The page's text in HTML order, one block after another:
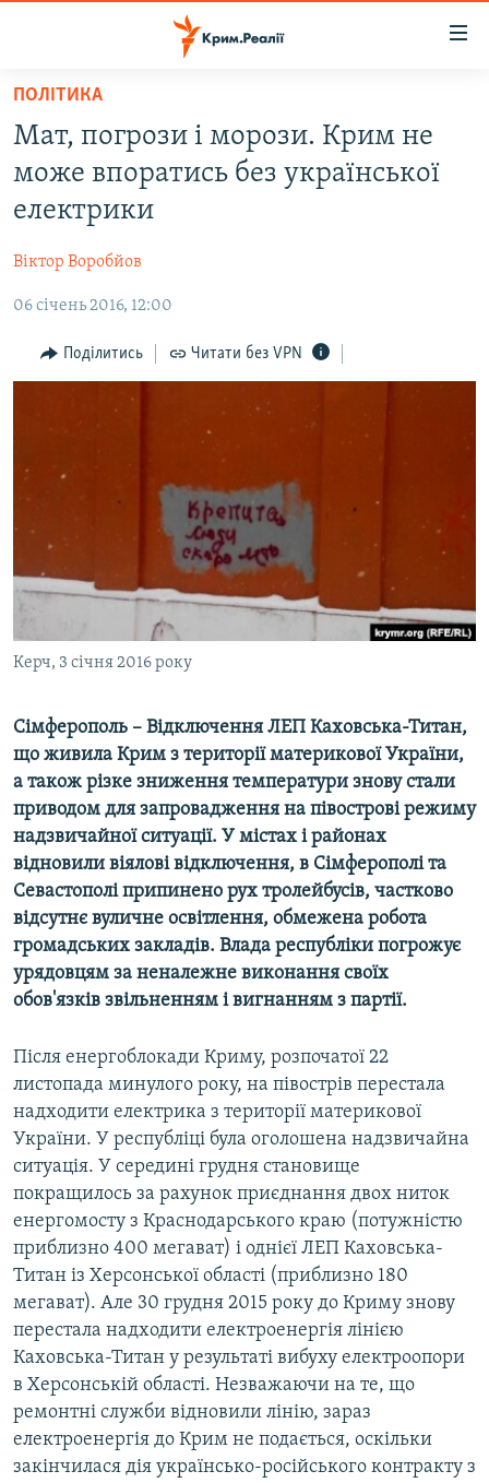
Перейти
основного
матеріалу
до
основної
навігації
Перейти
пошуку
ВОДА.КРИМ
ВІДЕО ТА ФОТО
БЛОГИ
ПОГЛЯД
ІНТЕРВ'Ю
ДЕПОРТАЦІЯ
ВІДЕОУРОКИ «ELIFBE»
СВІДЧЕННЯ ОКУПАЦІЇ
УКРАЇНСЬКА ПРОБЛЕМА КРИМУ
ЯК ОБІЙТИ БЛОКУВАННЯ
Русский
Qırımtatar
Усі сайти RFE/RL
ПОЛІТИКА
Мат, погрози і морози. Крим не
може впоратись без української
електрики
Віктор Воробйов
06 січень 2016, 12:00
Поділитись Читати без VPN
Керч, 3 січня 2016 року
Сімферополь – Відключення ЛЕП Каховська-Титан,
що живила Крим з території материкової України,
а також різке зниження температури знову стали
приводом для запровадження на півострові режиму
надзвичайної ситуації. У містах і районах
відновили віялові відключення, в Сімферополі та
Севастополі припинено рух тролейбусів, частково
відсутнє вуличне освітлення, обмежена робота
громадських закладів. Влада республіки погрожує
урядовцям за неналежне виконання своїх
обов'язків звільненням і вигнанням з партії.
Після енергоблокади Криму, розпочатої 22
листопада минулого року, на півострів перестала
надходити електрика з території материкової
України. У республіці була оголошена надзвичайна
ситуація. У середині грудня становище
покращилось за рахунок приєднання двох ниток
енергомосту з Краснодарського краю (потужністю
приблизно 400 мегават) і однієї ЛЕП Каховська-
Титан із Херсонської області (приблизно 180
мегават). Але 30 грудня 2015 року до Криму знову
перестала надходити електроенергія лінією
Каховська-Титан у результаті вибуху електроопори
в Херсонській області. Незважаючи на те, що
ремонтні служби відновили лінію, зараз
електроенергія до Крим не подається, оскільки
закінчилася дія українсько-російського контракту з